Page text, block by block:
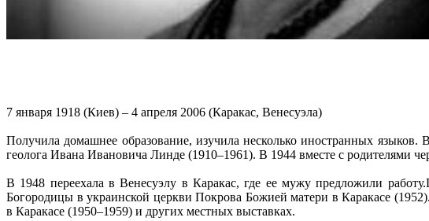
7 января 1918 (Киев) ‒ 4 апреля 2006 (Каракас, Венесуэла)
Получила домашнее образование, изучила несколько иностранных
геолога Ивана Ивановича Линде (1910‒1961). В 1944 вместе с родителями
В 1948 переехала в Венесуэлу в Каракас, где ее мужу предложили
Богородицы в украинской церкви Покрова Божией матери в Каракасе
в Каракасе (1950‒1959) и других местных выставках.